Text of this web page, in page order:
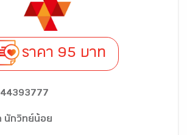
ราคา 95 บาท
นักวิทย์น้อย